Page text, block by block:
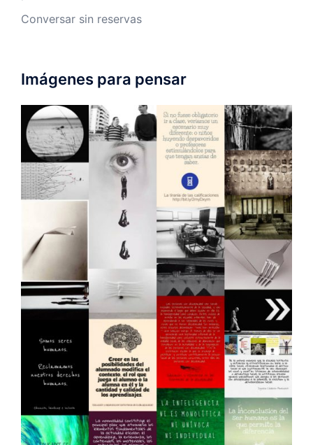
Conversar sin reservas
Imágenes para pensar